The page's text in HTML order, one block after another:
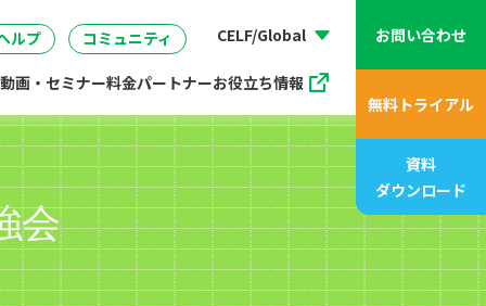
ルプ コミュニティ CELF/Global
理 07企画・マーケティング
動画・セミナー料金パートナー
販売支援プログラム
お役立ち情報
お問い合わせ
無料トライアル
資料
ダウンロード
会